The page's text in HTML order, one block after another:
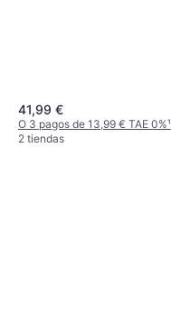
41,99 €
O 3 pagos de 13,99 € TAE 0%¹
2 tiendas